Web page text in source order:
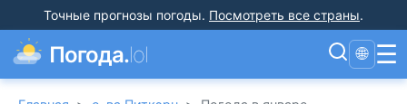
Точные прогнозы погоды. Посмотреть все страны.
Погода.lol 🌐 ☰